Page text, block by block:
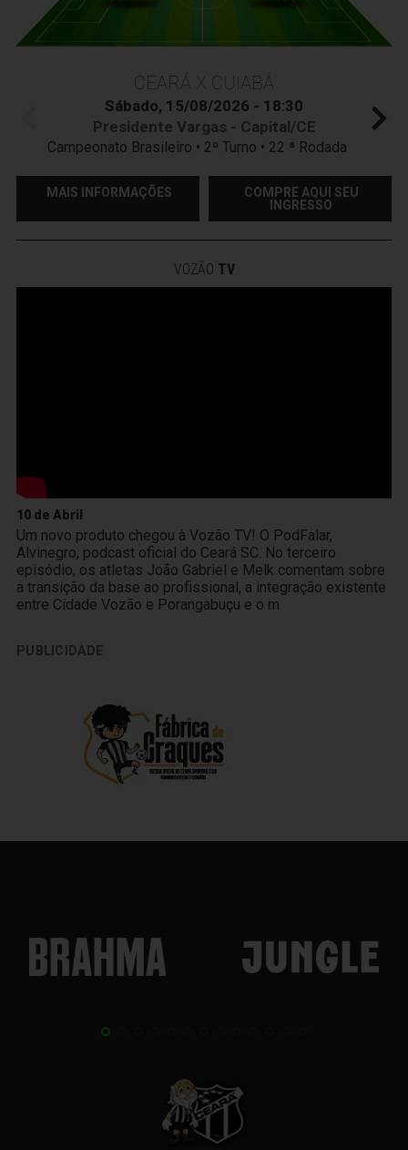
CEARÁ X CUIABÁ
Sábado, 15/08/2026 - 18:30
Presidente Vargas - Capital/CE
Campeonato Brasileiro • 2º Turno • 22 ª Rodada
MAIS INFORMAÇÕES
COMPRE AQUI SEU
INGRESSO
VOZÃO TV
10 de Abril
Um novo produto chegou à Vozão TV! O PodFalar,
Alvinegro, podcast oficial do Ceará SC. No terceiro
episódio, os atletas João Gabriel e Melk comentam sobre
a transição da base ao profissional, a integração existente
entre Cidade Vozão e Porangabuçu e o m
PUBLICIDADE